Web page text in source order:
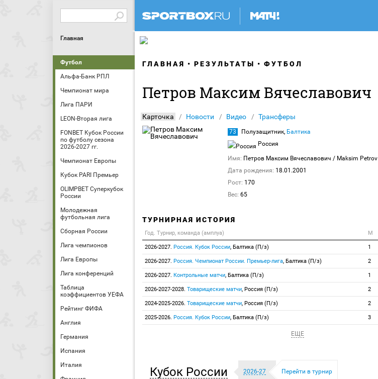
Главная
Футбол
Альфа-Банк РПЛ
Чемпионат мира
Лига ПАРИ
LEON-Вторая лига
FONBET Кубок России
по футболу сезона
2026-2027 гг.
Чемпионат Европы
Кубок PARI Премьер
OLIMPBET Суперкубок
России
Молодежная
футбольная лига
Сборная России
Лига чемпионов
Лига Европы
Лига конференций
Таблица
коэффициентов УЕФА
Рейтинг ФИФА
Англия
Германия
Испания
Италия
ГЛАВНАЯ РЕЗУЛЬТАТЫ ФУТБОЛ
Петров Максим Вячеславович
Карточка Новости Видео Трансферы
73 Полузащитник, Балтика
Россия
Имя: Петров Максим Вячеславович / Maksim Petrov
Дата рождения: 18.01.2001
Рост: 170
Вес: 65
ТУРНИРНАЯ ИСТОРИЯ
Год. Турнир, команда (амплуа) М
2026-2027. Россия. Кубок России, Балтика (П/з) 1
2026-2027. Россия. Чемпионат России. Премьер-лига, Балтика (П/з) 2
2026-2027. Контрольные матчи, Балтика (П/з) 1
2026-2027-2028. Товарищеские матчи, Россия (П/з) 2
2024-2025-2026. Товарищеские матчи, Россия (П/з) 2
2025-2026. Россия. Кубок России, Балтика (П/з) 3
ЕЩЕ
Кубок России 2026-27 Перейти в турнир